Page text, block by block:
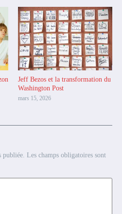
Jeff Bezos et la transformation du
Washington Post
mars 15, 2026
publiée. Les champs obligatoires sont